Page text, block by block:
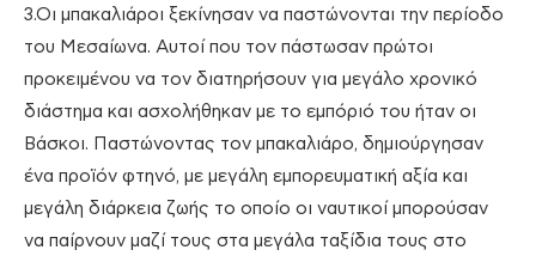
3.Οι μπακαλιάροι ξεκίνησαν να παστώνονται την περίοδο
του Μεσαίωνα. Αυτοί που τον πάστωσαν πρώτοι
προκειμένου να τον διατηρήσουν για μεγάλο χρονικό
διάστημα και ασχολήθηκαν με το εμπόριό του ήταν οι
Βάσκοι. Παστώνοντας τον μπακαλιάρο, δημιούργησαν
ένα προϊόν φτηνό, με μεγάλη εμπορευματική αξία και
μεγάλη διάρκεια ζωής το οποίο οι ναυτικοί μπορούσαν
να παίρνουν μαζί τους στα μεγάλα ταξίδια τους στο